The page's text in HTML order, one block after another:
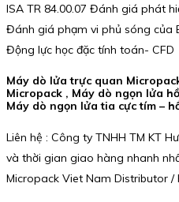
ISA TR 84.00.07 Đánh giá phát
Đánh giá phạm vi phủ sóng của
Động lực học đặc tính toán- CFD
Máy dò lửa trực quan
Micropack , Máy dò ngọn lửa
Máy dò ngọn lửa tia cực tím –
Liên hệ : Công ty TNHH TM KT
và thời gian giao hàng nhanh
Micropack Viet Nam Distributor /